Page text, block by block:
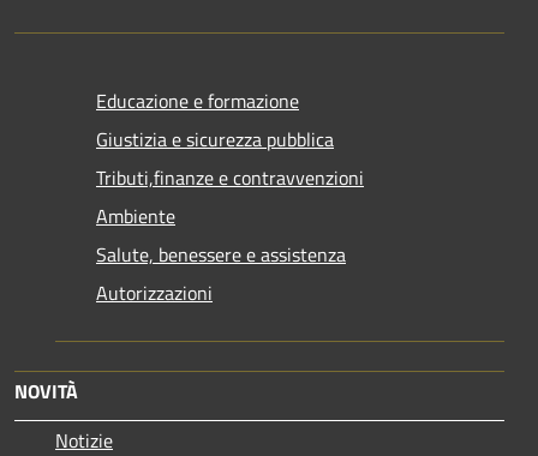
Educazione e formazione
Giustizia e sicurezza pubblica
Tributi,finanze e contravvenzioni
Ambiente
Salute, benessere e assistenza
Autorizzazioni
NOVITÀ
Notizie